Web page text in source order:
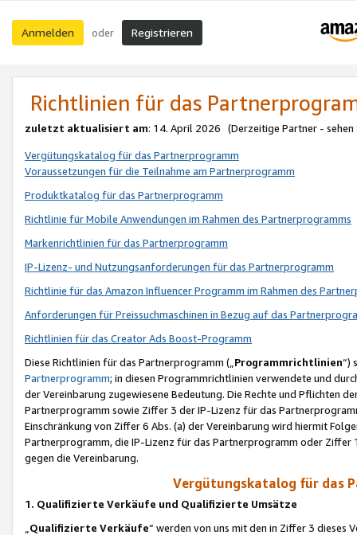
Anmelden oder Registrieren
Richtlinien für das
zuletzt aktualisiert am: 14. April 2026 (Derzeitige Partner - sehen
Vergütungskatalog für das Partnerprogramm
Voraussetzungen für die Teilnahme am Partnerprogramm
Produktkatalog für das Partnerprogramm
Richtlinie für Mobile Anwendungen im Rahmen des Partnerprogramms
Markenrichtlinien für das Partnerprogramm
IP-Lizenz- und Nutzungsanforderungen für das Partnerprogramm
Richtlinie für das Amazon Influencer Programm im Rahmen des
Anforderungen für Preissuchmaschinen in Bezug auf das
Richtlinien für das Creator Ads Boost-Programm
Diese Richtlinien für das Partnerprogramm („Programmrichtlinien“)
Partnerprogramm; in diesen Programmrichtlinien verwendete und
der Vereinbarung zugewiesene Bedeutung. Die Rechte und Pflichten
Partnerprogramm sowie Ziffer 3 der IP-Lizenz für das
Einschränkung von Ziffer 6 Abs. (a) der Vereinbarung wird hiermit
Partnerprogramm, die IP-Lizenz für das Partnerprogramm oder
gegen die Vereinbarung.
Vergütungskatalog für das
1. Qualifizierte Verkäufe und Qualifizierte Umsätze
Qualifizierte Verkäufe“ werden von uns mit den in Ziffer 3